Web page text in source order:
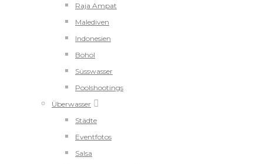
Raja Ampat
Malediven
Indonesien
Bohol
Süsswasser
Poolshootings
Überwasser
Städte
Eventfotos
Salsa